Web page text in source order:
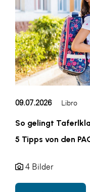
Cineplexx
Colmobil
Controller
Darbo
Designer
DOMOFERM
Essity
EY
09.07.2026 Libro
So gelingt
5 Tipps von den
4 Bilder